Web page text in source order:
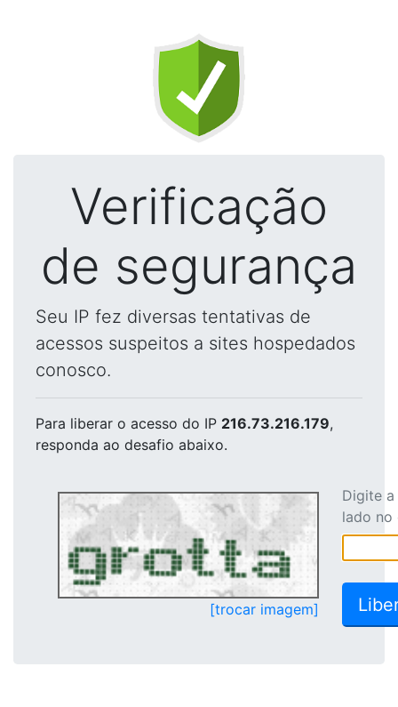
Verificação
de segurança
Seu IP fez diversas tentativas de
acessos suspeitos a sites hospedados
conosco.
Para liberar o acesso do IP 216.73.216.179,
responda ao desafio abaixo.
[trocar imagem]
Digite
lado no